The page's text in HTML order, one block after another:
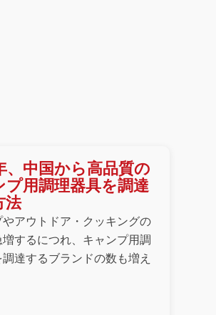
、中国から高品質の
プ用調理器具を調達
法
アウトドア・クッキングの
するにつれ、キャンプ用調
達するブランドの数も増え